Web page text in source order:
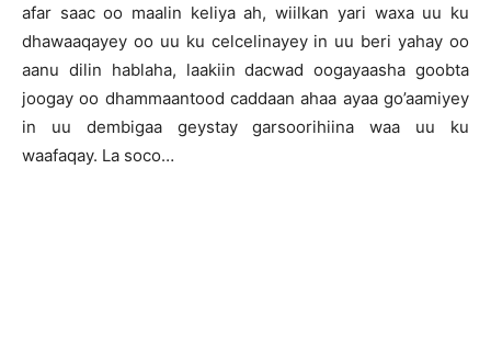
afar saac oo maalin keliya ah, wiilkan yari waxa uu ku
dhawaaqayey oo uu ku celcelinayey in uu beri yahay oo
aanu dilin hablaha, laakiin dacwad oogayaasha goobta
joogay oo dhammaantood caddaan ahaa ayaa go’aamiyey
in uu dembigaa geystay garsoorihiina waa uu ku
waafaqay. La soco…